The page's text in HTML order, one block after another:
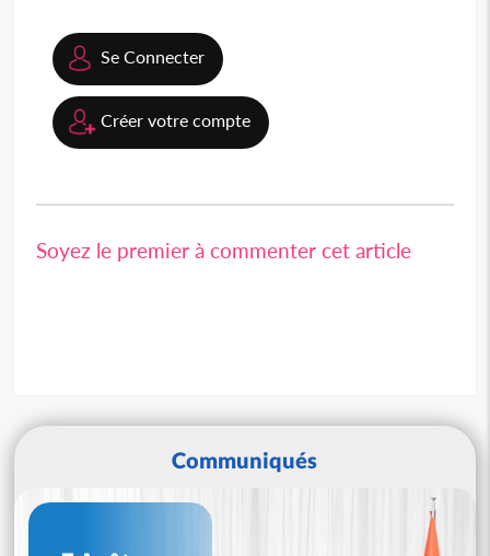
Se Connecter
Créer votre compte
Soyez le premier à commenter cet article
Communiqués